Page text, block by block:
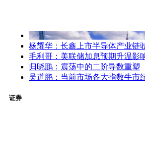
杨耀华：长鑫上市半导体产业链
毛利哥：美联储加息预期升温影
归晓鹏：震荡中的二阶导数重塑
吴道鹏：当前市场各大指数牛市
证券